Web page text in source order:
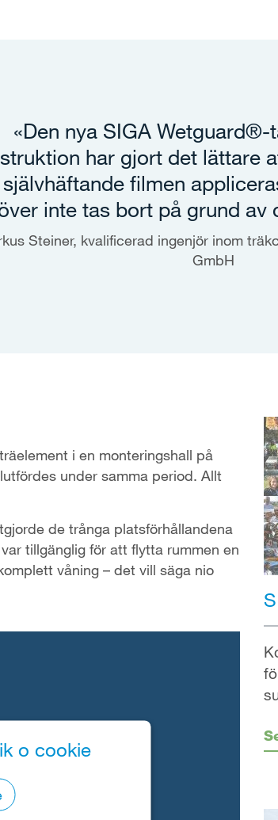
«Den nya SIGA Wetguard®-
har gjort det lättare
självhäftande filmen
inte tas bort på grund av
Steiner, kvalificerad ingenjör inom
GmbH
i en monteringshall på
under samma period. Allt
de trånga platsförhållandena
tillgänglig för att flytta rummen en
våning – det vill säga nio
o cookie